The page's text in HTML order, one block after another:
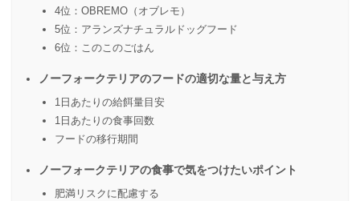
4位：OBREMO（オブレモ）
5位：アランズナチュラルドッグフード
6位：このこのごはん
ノーフォークテリアのフードの適切な量と与え方
1日あたりの給餌量目安
1日あたりの食事回数
フードの移行期間
ノーフォークテリアの食事で気をつけたいポイント
肥満リスクに配慮する